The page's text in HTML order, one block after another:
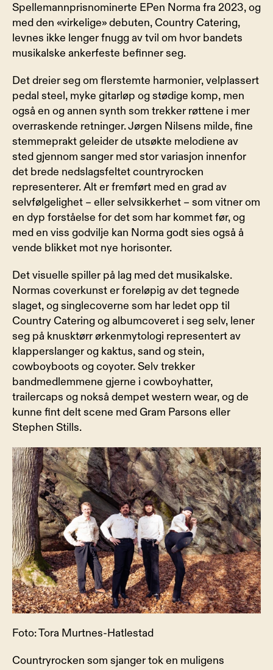
Spellemannprisnominerte EPen Norma fra 2023, og
med den «virkelige» debuten, Country Catering,
levnes ikke lenger fnugg av tvil om hvor bandets
musikalske ankerfeste befinner seg.
Det dreier seg om flerstemte harmonier, velplassert
pedal steel, myke gitarløp og stødige komp, men
også en og annen synth som trekker røttene i mer
overraskende retninger. Jørgen Nilsens milde, fine
stemmeprakt geleider de utsøkte melodiene av
sted gjennom sanger med stor variasjon innenfor
det brede nedslagsfeltet countryrocken
representerer. Alt er fremført med en grad av
selvfølgelighet – eller selvsikkerhet – som vitner om
en dyp forståelse for det som har kommet før, og
med en viss godvilje kan Norma godt sies også å
vende blikket mot nye horisonter.
Det visuelle spiller på lag med det musikalske.
Normas coverkunst er foreløpig av det tegnede
slaget, og singlecoverne som har ledet opp til
Country Catering og albumcoveret i seg selv, lener
seg på knusktørr ørkenmytologi representert av
klapperslanger og kaktus, sand og stein,
cowboyboots og coyoter. Selv trekker
bandmedlemmene gjerne i cowboyhatter,
trailercaps og nokså dempet western wear, og de
kunne fint delt scene med Gram Parsons eller
Stephen Stills.
Foto: Tora Murtnes-Hatlestad
Countryrocken som sjanger tok en muligens